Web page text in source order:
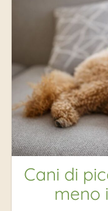
Cani di
meno